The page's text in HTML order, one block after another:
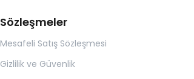
Sözleşmeler
Mesafeli Satış Sözleşmesi
Gizlilik ve Güvenlik